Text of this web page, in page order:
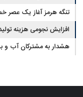
تنگه هرمز آغاز یک عصر
افزایش نجومی هزینه تولید لبنیات؛
هشدار به مشترکان آب و